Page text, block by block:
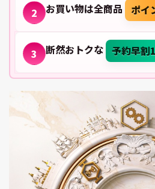
2 お買い物は全商品 ポイ
3 断然おトクな 予約早割